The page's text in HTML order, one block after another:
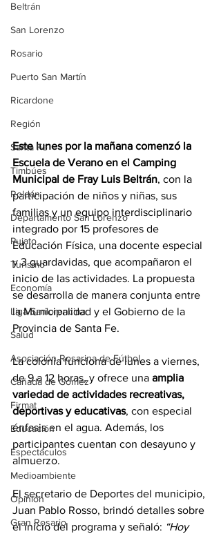
Beltrán
San Lorenzo
Rosario
Puerto San Martín
Ricardone
Región
Santa Fe
Timbúes
Roldán
Departamento San Lorenzo
Pujato
Turismo
Economía
Liga Sanlorencina
Salud
Asociación Rosarina de Fútbol
Cañada de Gómez
Firmat
Educación
Espectáculos
Medioambiente
Opinión
Gran Rosario
Este lunes por la mañana comenzó la
Escuela de Verano en el Camping
Municipal de Fray Luis Beltrán, con la
participación de niños y niñas, sus
familias y un equipo interdisciplinario
integrado por 15 profesores de
Educación Física, una docente especial
y 3 guardavidas, que acompañaron el
inicio de las actividades. La propuesta
se desarrolla de manera conjunta entre
la Municipalidad y el Gobierno de la
Provincia de Santa Fe.
La colonia funciona de lunes a viernes,
de 9 a 12 horas, y ofrece una amplia
variedad de actividades recreativas,
deportivas y educativas, con especial
énfasis en el agua. Además, los
participantes cuentan con desayuno y
almuerzo.
El secretario de Deportes del municipio,
Juan Pablo Rosso, brindó detalles sobre
el inicio del programa y señaló: “Hoy